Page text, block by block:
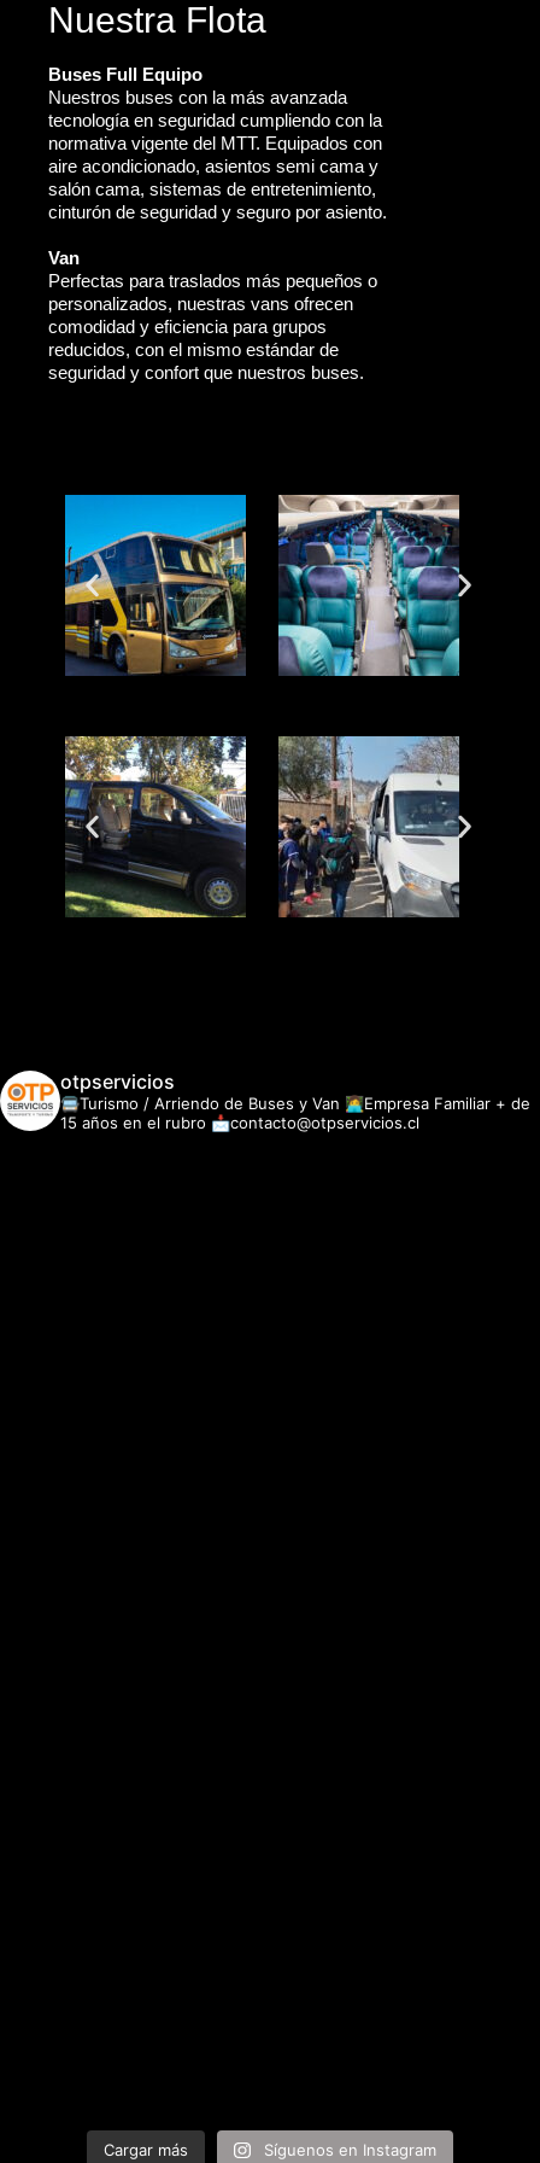
Nuestra Flota
Buses Full Equipo
Nuestros buses con la más avanzada
tecnología en seguridad cumpliendo con la
normativa vigente del MTT. Equipados con
aire acondicionado, asientos semi cama y
salón cama, sistemas de entretenimiento,
cinturón de seguridad y seguro por asiento.
Van
Perfectas para traslados más pequeños o
personalizados, nuestras vans ofrecen
comodidad y eficiencia para grupos
reducidos, con el mismo estándar de
seguridad y confort que nuestros buses.
otpservicios
🚍Turismo / Arriendo de Buses y Van 👩‍💻Empresa Familiar + de
15 años en el rubro 📩contacto@otpservicios.cl
Cargar más Síguenos en Instagram